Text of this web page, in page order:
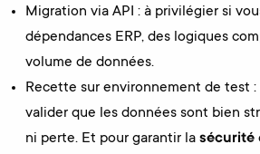
Migration via API : à privilégier si
dépendances ERP, des logiques
volume de données.
Recette sur environnement de test
valider que les données sont bien
ni perte. Et pour garantir la sécurité